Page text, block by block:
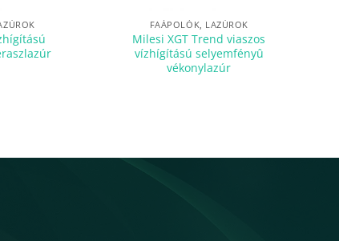
FAÁPOLÓK, LAZÚROK
Milesi XGT Trend viaszos
vízhígítású selyemfényû
vékonylazúr